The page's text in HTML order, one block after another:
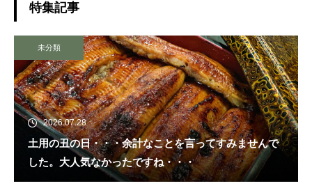
特集記事
未分類
2026.07.28
土用の丑の日・・・余計なことを言ってすみませんで
した。大人気なかったですね・・・